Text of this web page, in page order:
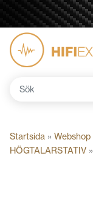
Sök
Startsida » Webshop
HÖGTALARSTATIV »